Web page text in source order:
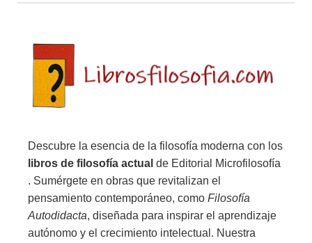
Descubre la esencia de la filosofía moderna con los
libros de filosofía actual de Editorial Microfilosofía
. Sumérgete en obras que revitalizan el
pensamiento contemporáneo, como Filosofía
Autodidacta, diseñada para inspirar el aprendizaje
autónomo y el crecimiento intelectual. Nuestra